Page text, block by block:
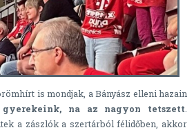
is mondjak, a Bányász elleni hazain
na az nagyon tetszett
a zászlók a szertárból félidőben, akkor